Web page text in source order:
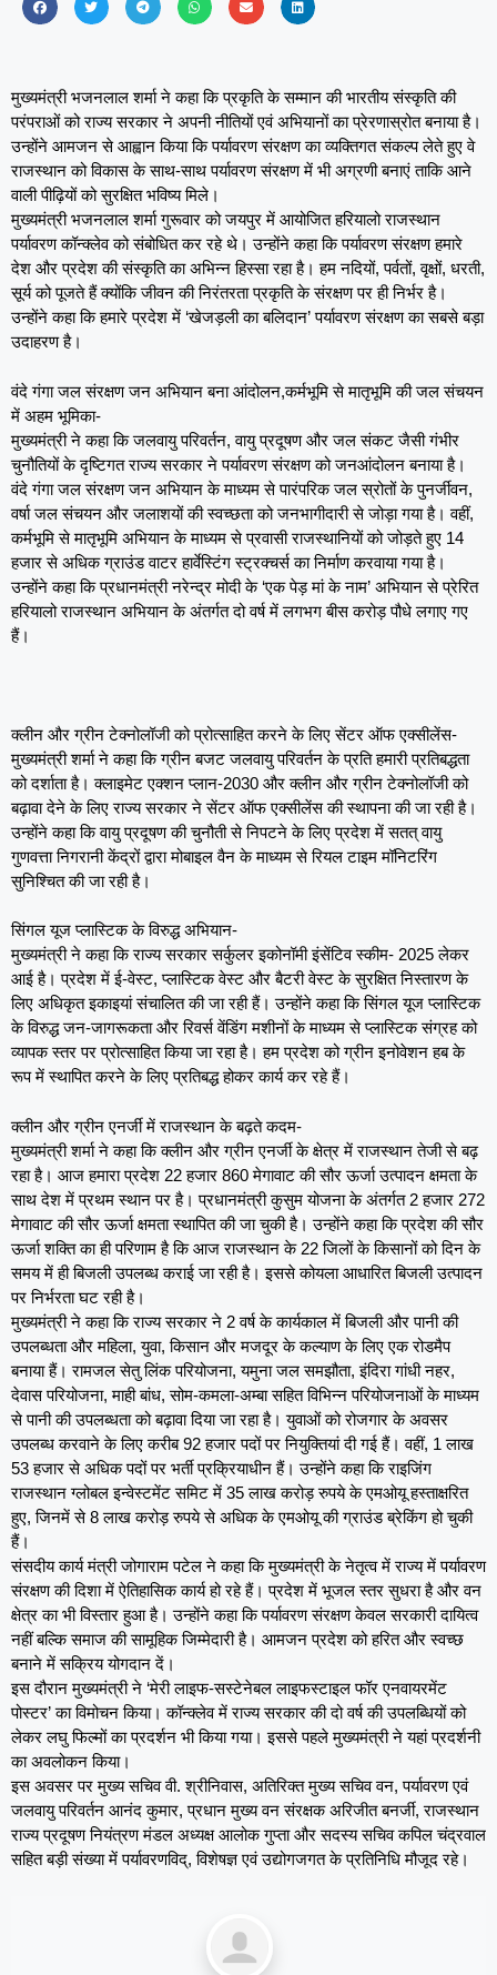
मुख्यमंत्री भजनलाल शर्मा ने कहा कि प्रकृति के सम्मान की भारतीय संस्कृति की
परंपराओं को राज्य सरकार ने अपनी नीतियों एवं अभियानों का प्रेरणास्रोत बनाया है।
उन्होंने आमजन से आह्वान किया कि पर्यावरण संरक्षण का व्यक्तिगत संकल्प लेते हुए वे
राजस्थान को विकास के साथ-साथ पर्यावरण संरक्षण में भी अग्रणी बनाएं ताकि आने
वाली पीढ़ियों को सुरक्षित भविष्य मिले।
मुख्यमंत्री भजनलाल शर्मा गुरूवार को जयपुर में आयोजित हरियालो राजस्थान
पर्यावरण कॉन्क्लेव को संबोधित कर रहे थे। उन्होंने कहा कि पर्यावरण संरक्षण हमारे
देश और प्रदेश की संस्कृति का अभिन्न हिस्सा रहा है। हम नदियों, पर्वतों, वृक्षों, धरती,
सूर्य को पूजते हैं क्योंकि जीवन की निरंतरता प्रकृति के संरक्षण पर ही निर्भर है।
उन्होंने कहा कि हमारे प्रदेश में ‘खेजड़ली का बलिदान’ पर्यावरण संरक्षण का सबसे बड़ा
उदाहरण है।
वंदे गंगा जल संरक्षण जन अभियान बना आंदोलन,कर्मभूमि से मातृभूमि की जल संचयन
में अहम भूमिका-
मुख्यमंत्री ने कहा कि जलवायु परिवर्तन, वायु प्रदूषण और जल संकट जैसी गंभीर
चुनौतियों के दृष्टिगत राज्य सरकार ने पर्यावरण संरक्षण को जनआंदोलन बनाया है।
वंदे गंगा जल संरक्षण जन अभियान के माध्यम से पारंपरिक जल स्रोतों के पुनर्जीवन,
वर्षा जल संचयन और जलाशयों की स्वच्छता को जनभागीदारी से जोड़ा गया है। वहीं,
कर्मभूमि से मातृभूमि अभियान के माध्यम से प्रवासी राजस्थानियों को जोड़ते हुए 14
हजार से अधिक ग्राउंड वाटर हार्वेस्टिंग स्ट्रक्चर्स का निर्माण करवाया गया है।
उन्होंने कहा कि प्रधानमंत्री नरेन्द्र मोदी के ‘एक पेड़ मां के नाम’ अभियान से प्रेरित
हरियालो राजस्थान अभियान के अंतर्गत दो वर्ष में लगभग बीस करोड़ पौधे लगाए गए
हैं।
क्लीन और ग्रीन टेक्नोलॉजी को प्रोत्साहित करने के लिए सेंटर ऑफ एक्सीलेंस-
मुख्यमंत्री शर्मा ने कहा कि ग्रीन बजट जलवायु परिवर्तन के प्रति हमारी प्रतिबद्धता
को दर्शाता है। क्लाइमेट एक्शन प्लान-2030 और क्लीन और ग्रीन टेक्नोलॉजी को
बढ़ावा देने के लिए राज्य सरकार ने सेंटर ऑफ एक्सीलेंस की स्थापना की जा रही है।
उन्होंने कहा कि वायु प्रदूषण की चुनौती से निपटने के लिए प्रदेश में सतत् वायु
गुणवत्ता निगरानी केंद्रों द्वारा मोबाइल वैन के माध्यम से रियल टाइम मॉनिटरिंग
सुनिश्चित की जा रही है।
सिंगल यूज प्लास्टिक के विरुद्ध अभियान-
मुख्यमंत्री ने कहा कि राज्य सरकार सर्कुलर इकोनॉमी इंसेंटिव स्कीम- 2025 लेकर
आई है। प्रदेश में ई-वेस्ट, प्लास्टिक वेस्ट और बैटरी वेस्ट के सुरक्षित निस्तारण के
लिए अधिकृत इकाइयां संचालित की जा रही हैं। उन्होंने कहा कि सिंगल यूज प्लास्टिक
के विरुद्ध जन-जागरूकता और रिवर्स वेंडिंग मशीनों के माध्यम से प्लास्टिक संग्रह को
व्यापक स्तर पर प्रोत्साहित किया जा रहा है। हम प्रदेश को ग्रीन इनोवेशन हब के
रूप में स्थापित करने के लिए प्रतिबद्ध होकर कार्य कर रहे हैं।
क्लीन और ग्रीन एनर्जी में राजस्थान के बढ़ते कदम-
मुख्यमंत्री शर्मा ने कहा कि क्लीन और ग्रीन एनर्जी के क्षेत्र में राजस्थान तेजी से बढ़
रहा है। आज हमारा प्रदेश 22 हजार 860 मेगावाट की सौर ऊर्जा उत्पादन क्षमता के
साथ देश में प्रथम स्थान पर है। प्रधानमंत्री कुसुम योजना के अंतर्गत 2 हजार 272
मेगावाट की सौर ऊर्जा क्षमता स्थापित की जा चुकी है। उन्होंने कहा कि प्रदेश की सौर
ऊर्जा शक्ति का ही परिणाम है कि आज राजस्थान के 22 जिलों के किसानों को दिन के
समय में ही बिजली उपलब्ध कराई जा रही है। इससे कोयला आधारित बिजली उत्पादन
पर निर्भरता घट रही है।
मुख्यमंत्री ने कहा कि राज्य सरकार ने 2 वर्ष के कार्यकाल में बिजली और पानी की
उपलब्धता और महिला, युवा, किसान और मजदूर के कल्याण के लिए एक रोडमैप
बनाया हैं। रामजल सेतु लिंक परियोजना, यमुना जल समझौता, इंदिरा गांधी नहर,
देवास परियोजना, माही बांध, सोम-कमला-अम्बा सहित विभिन्न परियोजनाओं के माध्यम
से पानी की उपलब्धता को बढ़ावा दिया जा रहा है। युवाओं को रोजगार के अवसर
उपलब्ध करवाने के लिए करीब 92 हजार पदों पर नियुक्तियां दी गई हैं। वहीं, 1 लाख
53 हजार से अधिक पदों पर भर्ती प्रक्रियाधीन हैं। उन्होंने कहा कि राइजिंग
राजस्थान ग्लोबल इन्वेस्टमेंट समिट में 35 लाख करोड़ रुपये के एमओयू हस्ताक्षरित
हुए, जिनमें से 8 लाख करोड़ रुपये से अधिक के एमओयू की ग्राउंड ब्रेकिंग हो चुकी
हैं।
संसदीय कार्य मंत्री जोगाराम पटेल ने कहा कि मुख्यमंत्री के नेतृत्व में राज्य में पर्यावरण
संरक्षण की दिशा में ऐतिहासिक कार्य हो रहे हैं। प्रदेश में भूजल स्तर सुधरा है और वन
क्षेत्र का भी विस्तार हुआ है। उन्होंने कहा कि पर्यावरण संरक्षण केवल सरकारी दायित्व
नहीं बल्कि समाज की सामूहिक जिम्मेदारी है। आमजन प्रदेश को हरित और स्वच्छ
बनाने में सक्रिय योगदान दें।
इस दौरान मुख्यमंत्री ने ‘मेरी लाइफ-सस्टेनेबल लाइफस्टाइल फॉर एनवायरमेंट
पोस्टर’ का विमोचन किया। कॉन्क्लेव में राज्य सरकार की दो वर्ष की उपलब्धियों को
लेकर लघु फिल्मों का प्रदर्शन भी किया गया। इससे पहले मुख्यमंत्री ने यहां प्रदर्शनी
का अवलोकन किया।
इस अवसर पर मुख्य सचिव वी. श्रीनिवास, अतिरिक्त मुख्य सचिव वन, पर्यावरण एवं
जलवायु परिवर्तन आनंद कुमार, प्रधान मुख्य वन संरक्षक अरिजीत बनर्जी, राजस्थान
राज्य प्रदूषण नियंत्रण मंडल अध्यक्ष आलोक गुप्ता और सदस्य सचिव कपिल चंद्रवाल
सहित बड़ी संख्या में पर्यावरणविद्, विशेषज्ञ एवं उद्योगजगत के प्रतिनिधि मौजूद रहे।